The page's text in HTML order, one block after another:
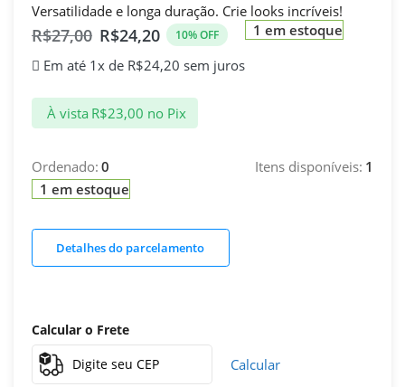
Versatilidade e longa duração. Crie looks incríveis!
R$27,00 R$24,20 10% OFF
Em até 1x de R$24,20 sem juros
À vista R$23,00 no Pix
1 em estoque
Ordenado: 0 Itens disponíveis: 1
1 em estoque
Detalhes do parcelamento
Calcular o Frete
Calcular